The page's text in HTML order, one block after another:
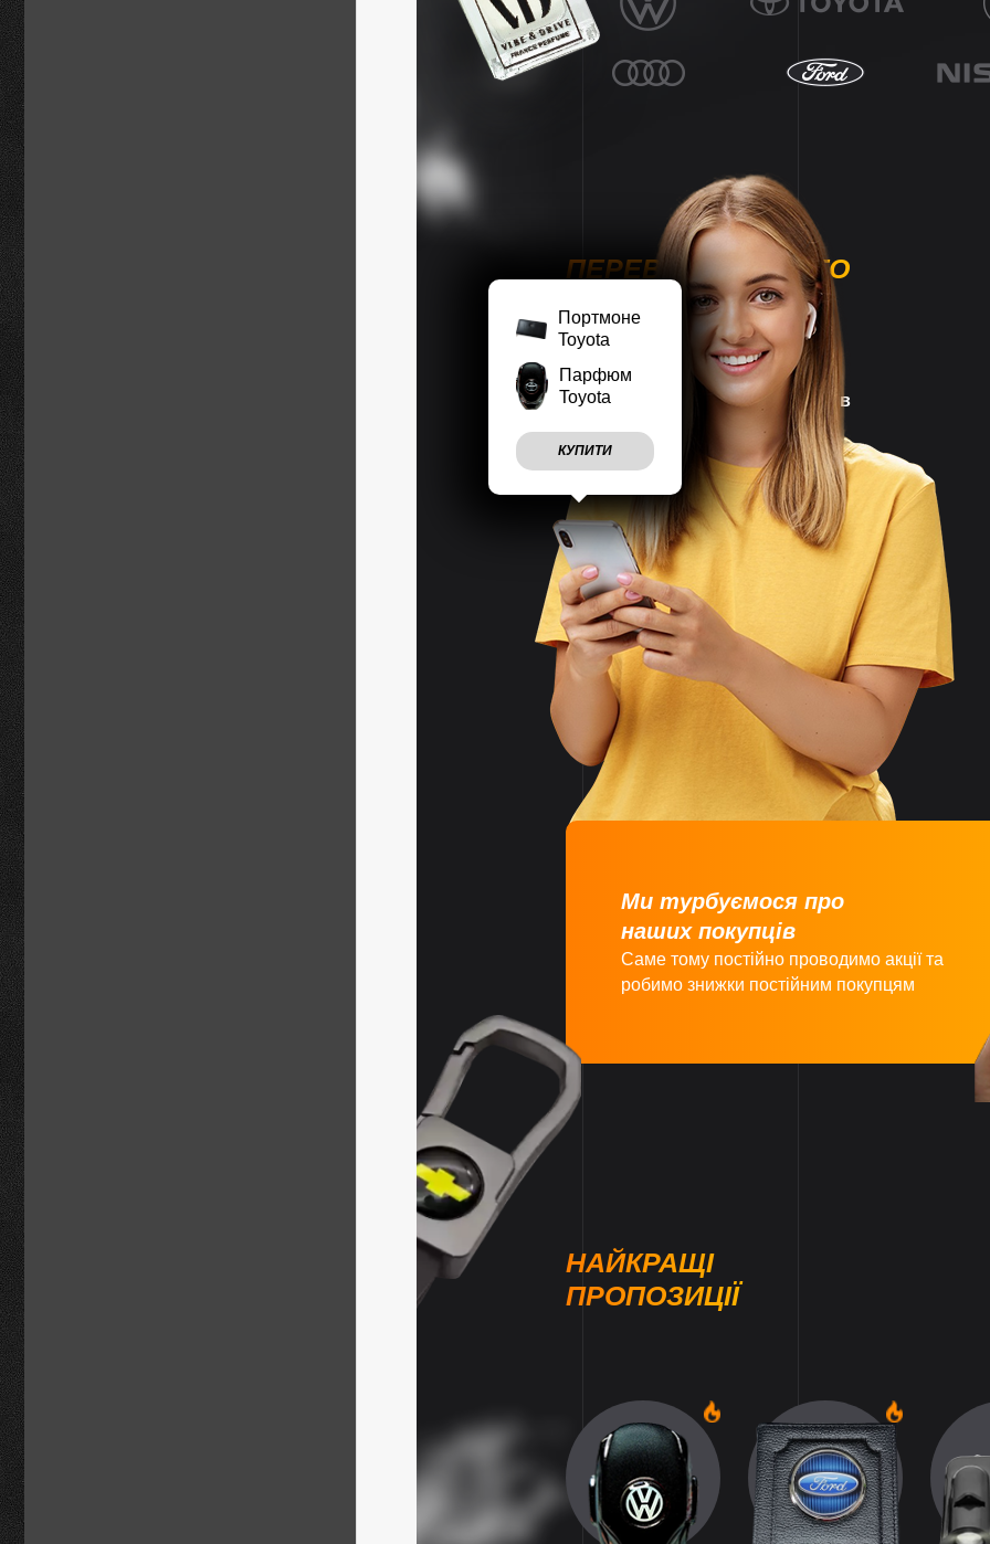
Портмоне
Toyota
Парфюм
Toyota
КУПИТИ
ПЕРЕВАГИ НАШОГО
МАГАЗИНУ
Наш магазин працює7 днів
Враховуємопобажання
клієнтів
Швидковідправляємо
замовлення
Великий асортимент
товарів
Ми турбуємося про
наших покупців
Саме тому постійно проводимо акції та
робимо знижки постійним покупцям
НАЙКРАЩІ
ПРОПОЗИЦІЇ